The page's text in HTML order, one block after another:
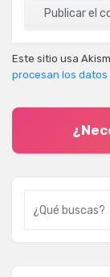
Este sitio usa
procesan los